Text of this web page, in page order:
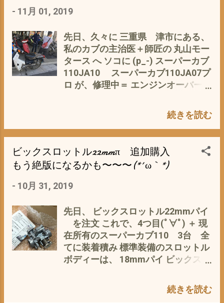
私的 なんだか、照れくさいよう
は、 角目のカブは、 あま
り・・・・・・・ 評判がよくない
ような 旧車となる角目カブ110
JA10に思うこと 参照 角目 「おい、
おまえ ほめられた ぞ」 逆光に浮き
出る スマートブルーメタリック や
気分ですな〜〜〜〜 私も、辛辣な評
るように、気をつけよ〜〜〜 と 最寄
りの人 特に 、息子＋妻 には、 人
間 日頃の言動が人徳を育てるので
える 「ほめる」技術
- 11月 01, 2019
先日、久々に 三重県 津市にある、
私のカブの主治医＋師匠の 丸山モー
タース へ ソコに (p_-) スーパーカブ
110JA10 スーパーカブ110JA07プ
ロ が、修理中＝ エンジンオーバーホ
ヤジに 「これ、売るの？」 オヤジ
「JA10は、お客の。JA07は、下取
「じゃ〜〜、０7は、おいくらほど
で？・・・・・」 オヤジ 「今、メン
テナンス中で、わからん」 JA07プ
ロの走行距離は、3万キロ代(・∀・)
が・・・・・・・・ うっ ・・・・
うっ 〜〜〜〜む コっ これを手に
入れたら、・・・・・・・ すでに、
私の脳裏には、 スーパーカブ110が4
台に・ω・ JA10・JA07 2台 ＋
JA07プロ って なこと＼(^o^)／
態 なんせ、うなぎの寝床ガレージの
続きを読む
ビックスロットル22mmπ 追加購入
もう絶版になるかも〜〜〜(*´ω｀*)
- 10月 31, 2019
先日、 ビックスロットル22mmパイ
を注文 これで、4つ目(ﾟ∀ﾟ) ＋ 現
在所有のスーパーカブ110 3台 全
てに装着積み 標準装備のスロットル
ボディーは、 18mmパイ ビックスロ
れている その4mmの差が、 プアー
なスーパーカブ110のエンジンのト
続きを読む